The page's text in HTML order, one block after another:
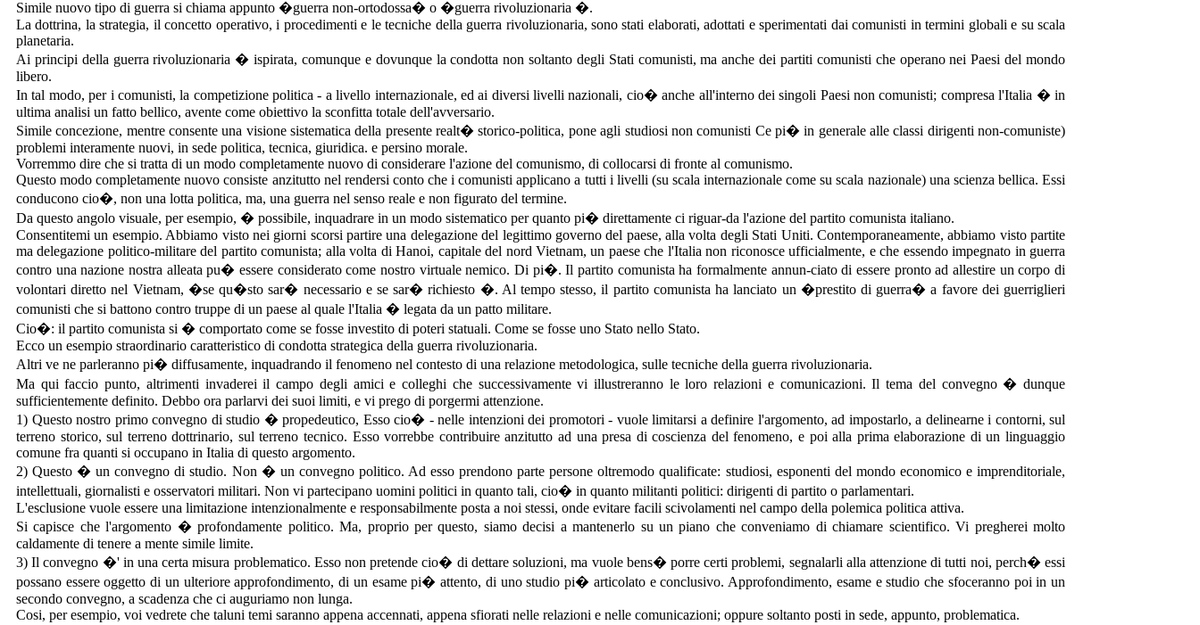
Simile nuovo tipo di guerra si chiama appunto �guerra non-ortodossa� o �guerra rivoluzionaria �.
La dottrina, la strategia, il concetto operativo, i procedimenti e le tecniche della guerra rivoluzionaria, sono stati elaborati, adottati e sperimentati dai comunisti in termini globali e su scala
planetaria.
Ai principi della guerra rivoluzionaria � ispirata, comunque e dovunque la condotta non soltanto degli Stati comunisti, ma anche dei partiti comunisti che operano nei Paesi del mondo
libero.
In tal modo, per i comunisti, la competizione politica - a livello internazionale, ed ai diversi livelli nazionali, cio� anche all'interno dei singoli Paesi non comunisti; compresa l'Italia � in
ultima analisi un fatto bellico, avente come obiettivo la sconfitta totale dell'avversario.
Simile concezione, mentre consente una visione sistematica della presente realt� storico-politica, pone agli studiosi non comunisti Ce pi� in generale alle classi dirigenti non-comuniste)
problemi interamente nuovi, in sede politica, tecnica, giuridica. e persino morale.
Vorremmo dire che si tratta di un modo completamente nuovo di considerare l'azione del comunismo, di collocarsi di fronte al comunismo.
Questo modo completamente nuovo consiste anzitutto nel rendersi conto che i comunisti applicano a tutti i livelli (su scala internazionale come su scala nazionale) una scienza bellica. Essi
conducono cio�, non una lotta politica, ma, una guerra nel senso reale e non figurato del termine.
Da questo angolo visuale, per esempio, � possibile, inquadrare in un modo sistematico per quanto pi� direttamente ci riguar-da l'azione del partito comunista italiano.
Consentitemi un esempio. Abbiamo visto nei giorni scorsi partire una delegazione del legittimo governo del paese, alla volta degli Stati Uniti. Contemporaneamente, abbiamo visto partite
ma delegazione politico-militare del partito comunista; alla volta di Hanoi, capitale del nord Vietnam, un paese che l'Italia non riconosce ufficialmente, e che essendo impegnato in guerra
contro una nazione nostra alleata pu� essere considerato come nostro virtuale nemico. Di pi�. Il partito comunista ha formalmente annun-ciato di essere pronto ad allestire un corpo di
volontari diretto nel Vietnam, �se qu�sto sar� necessario e se sar� richiesto �. Al tempo stesso, il partito comunista ha lanciato un �prestito di guerra� a favore dei guerriglieri
comunisti che si battono contro truppe di un paese al quale l'Italia � legata da un patto militare.
Cio�: il partito comunista si � comportato come se fosse investito di poteri statuali. Come se fosse uno Stato nello Stato.
Ecco un esempio straordinario caratteristico di condotta strategica della guerra rivoluzionaria.
Altri ve ne parleranno pi� diffusamente, inquadrando il fenomeno nel contesto di una relazione metodologica, sulle tecniche della guerra rivoluzionaria.
Ma qui faccio punto, altrimenti invaderei il campo degli amici e colleghi che successivamente vi illustreranno le loro relazioni e comunicazioni. Il tema del convegno � dunque
sufficientemente definito. Debbo ora parlarvi dei suoi limiti, e vi prego di porgermi attenzione.
1) Questo nostro primo convegno di studio � propedeutico, Esso cio� - nelle intenzioni dei promotori - vuole limitarsi a definire l'argomento, ad impostarlo, a delinearne i contorni, sul
terreno storico, sul terreno dottrinario, sul terreno tecnico. Esso vorrebbe contribuire anzitutto ad una presa di coscienza del fenomeno, e poi alla prima elaborazione di un linguaggio
comune fra quanti si occupano in Italia di questo argomento.
2) Questo � un convegno di studio. Non � un convegno politico. Ad esso prendono parte persone oltremodo qualificate: studiosi, esponenti del mondo economico e imprenditoriale,
intellettuali, giornalisti e osservatori militari. Non vi partecipano uomini politici in quanto tali, cio� in quanto militanti politici: dirigenti di partito o parlamentari.
L'esclusione vuole essere una limitazione intenzionalmente e responsabilmente posta a noi stessi, onde evitare facili scivolamenti nel campo della polemica politica attiva.
Si capisce che l'argomento � profondamente politico. Ma, proprio per questo, siamo decisi a mantenerlo su un piano che conveniamo di chiamare scientifico. Vi pregherei molto
caldamente di tenere a mente simile limite.
3) Il convegno �' in una certa misura problematico. Esso non pretende cio� di dettare soluzioni, ma vuole bens� porre certi problemi, segnalarli alla attenzione di tutti noi, perch� essi
possano essere oggetto di un ulteriore approfondimento, di un esame pi� attento, di uno studio pi� articolato e conclusivo. Approfondimento, esame e studio che sfoceranno poi in un
secondo convegno, a scadenza che ci auguriamo non lunga.
Cosi, per esempio, voi vedrete che taluni temi saranno appena accennati, appena sfiorati nelle relazioni e nelle comunicazioni; oppure soltanto posti in sede, appunto, problematica.